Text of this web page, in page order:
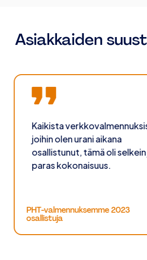
Asiakkaiden
Kaikista
joihin olen urani aikana
osallistunut, tämä oli selkein
paras kokonaisuus.
PHT-valmennuksemme 2023
osallistuja